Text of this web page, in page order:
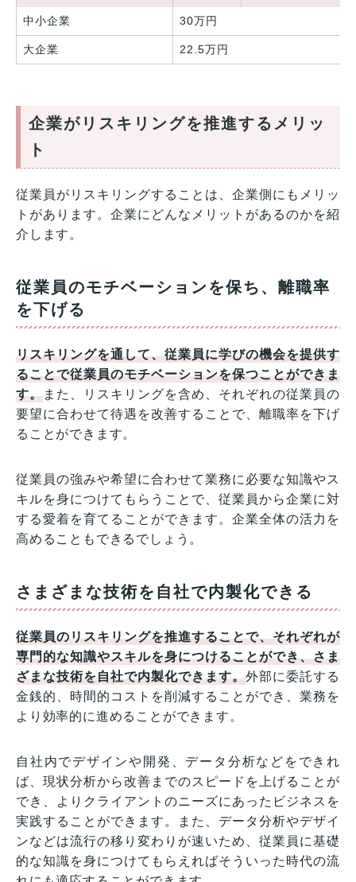
中小企業 30万円
大企業 22.5万円
企業がリスキリングを推進するメリッ
ト
従業員がリスキリングすることは、企業側にもメリッ
トがあります。企業にどんなメリットがあるのかを紹
介します。
従業員のモチベーションを保ち、離職率
を下げる
リスキリングを通して、従業員に学びの機会を提供す
ることで従業員のモチベーションを保つことができま
す。また、リスキリングを含め、それぞれの従業員の
要望に合わせて待遇を改善することで、離職率を下げ
ることができます。
従業員の強みや希望に合わせて業務に必要な知識やス
キルを身につけてもらうことで、従業員から企業に対
する愛着を育てることができます。企業全体の活力を
高めることもできるでしょう。
さまざまな技術を自社で内製化できる
従業員のリスキリングを推進することで、それぞれが
専門的な知識やスキルを身につけることができ、さま
ざまな技術を自社で内製化できます。外部に委託する
金銭的、時間的コストを削減することができ、業務を
より効率的に進めることができます。
自社内でデザインや開発、データ分析などをできれ
ば、現状分析から改善までのスピードを上げることが
でき、よりクライアントのニーズにあったビジネスを
実践することができます。また、データ分析やデザイ
ンなどは流行の移り変わりが速いため、従業員に基礎
的な知識を身につけてもらえればそういった時代の流